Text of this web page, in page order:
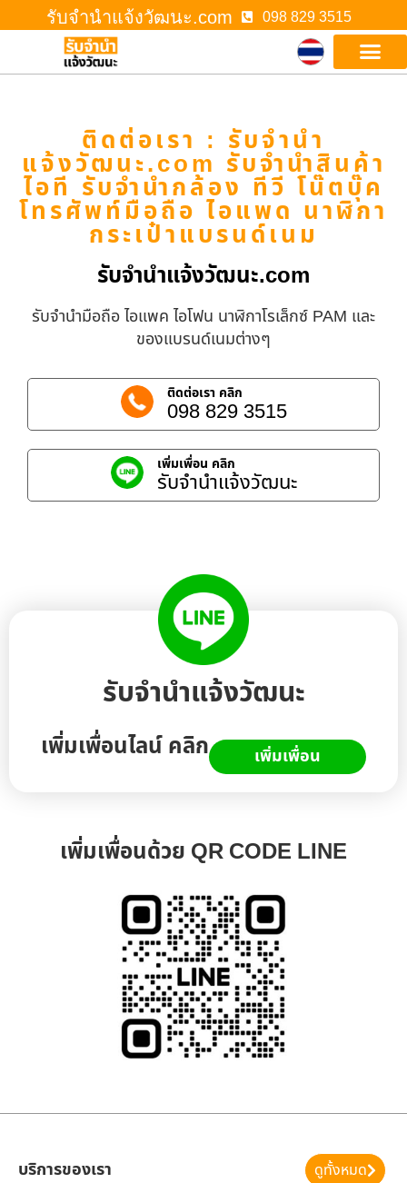
รับจํานําแจ้งวัฒนะ.com 098 829 3515
ติดต่อเรา : รับจํานํา
แจ้งวัฒนะ.com รับจำนำสินค้า
ไอที รับจำนำกล้อง ทีวี โน๊ตบุ๊ค
โทรศัพท์มือถือ ไอแพด นาฬิกา
กระเป๋าแบรนด์เนม
รับจํานําแจ้งวัฒนะ.com
รับจำนำมือถือ ไอแพค ไอโฟน นาฬิกาโรเล็กซ์ PAM และ
ของแบรนด์เนมต่างๆ
ติดต่อเรา คลิก
098 829 3515
เพิ่มเพื่อน คลิก
รับจํานําแจ้งวัฒนะ
รับจํานําแจ้งวัฒนะ
เพิ่มเพื่อนไลน์ คลิก เพิ่มเพื่อน
เพิ่มเพื่อนด้วย QR CODE LINE
บริการของเรา ดูทั้งหมด